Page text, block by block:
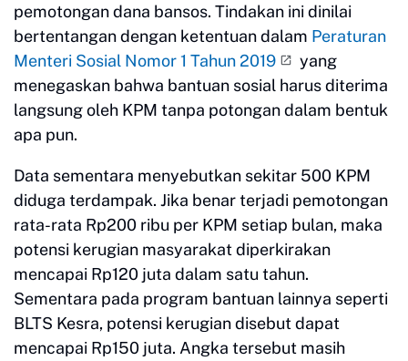
pemotongan dana bansos. Tindakan ini dinilai
bertentangan dengan ketentuan dalam Peraturan
Menteri Sosial Nomor 1 Tahun 2019
yang
menegaskan bahwa bantuan sosial harus diterima
langsung oleh KPM tanpa potongan dalam bentuk
apa pun.
Data sementara menyebutkan sekitar 500 KPM
diduga terdampak. Jika benar terjadi pemotongan
rata-rata Rp200 ribu per KPM setiap bulan, maka
potensi kerugian masyarakat diperkirakan
mencapai Rp120 juta dalam satu tahun.
Sementara pada program bantuan lainnya seperti
BLTS Kesra, potensi kerugian disebut dapat
mencapai Rp150 juta. Angka tersebut masih